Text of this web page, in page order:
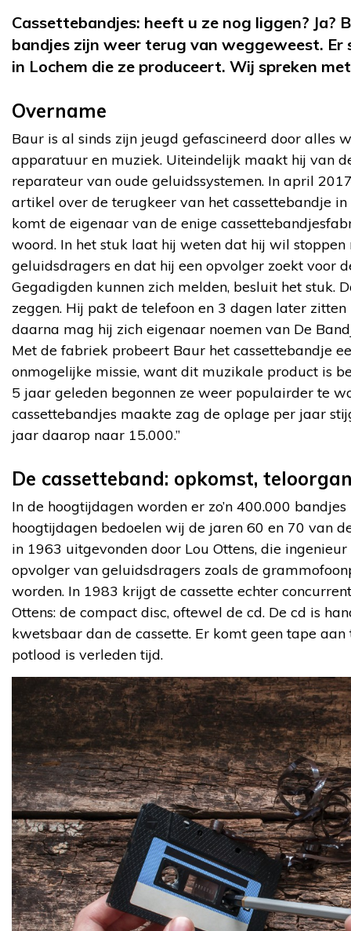
Cassettebandjes: heeft u ze nog liggen? Ja?
bandjes zijn weer terug van weggeweest.
in Lochem die ze produceert. Wij spreken
Overname
Baur is al sinds zijn jeugd gefascineerd door alles
apparatuur en muziek. Uiteindelijk maakt hij van
reparateur van oude geluidssystemen. In april
artikel over de terugkeer van het cassettebandje
komt de eigenaar van de enige
woord. In het stuk laat hij weten dat hij wil
geluidsdragers en dat hij een opvolger zoekt voor
Gegadigden kunnen zich melden, besluit het stuk.
zeggen. Hij pakt de telefoon en 3 dagen later
daarna mag hij zich eigenaar noemen van De
Met de fabriek probeert Baur het cassettebandje
onmogelijke missie, want dit muzikale product is
5 jaar geleden begonnen ze weer populairder te
cassettebandjes maakte zag de oplage per jaar
jaar daarop naar 15.000.”
De cassetteband: opkomst,
In de hoogtijdagen worden er zo’n 400.000
hoogtijdagen bedoelen wij de jaren 60 en 70 van
in 1963 uitgevonden door Lou Ottens, die
opvolger van geluidsdragers zoals de
worden. In 1983 krijgt de cassette echter
Ottens: de compact disc, oftewel de cd. De cd is
kwetsbaar dan de cassette. Er komt geen tape
potlood is verleden tijd.